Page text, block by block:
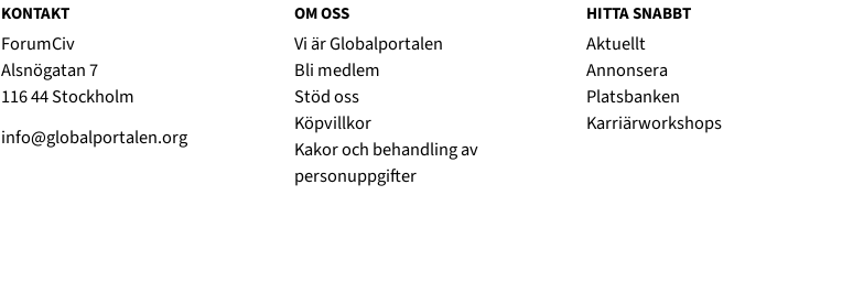
KONTAKT
ForumCiv
Alsnögatan 7
116 44 Stockholm
info@globalportalen.org
OM OSS
Vi är Globalportalen
Bli medlem
Stöd oss
Köpvillkor
Kakor och behandling av
personuppgifter
HITTA SNABBT
Aktuellt
Annonsera
Platsbanken
Karriärworkshops